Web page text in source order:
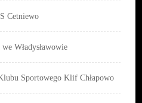
Cetniewo
Władysławowie
Sportowego Klif Chłapowo